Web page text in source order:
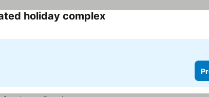
holiday complexPreise sehen